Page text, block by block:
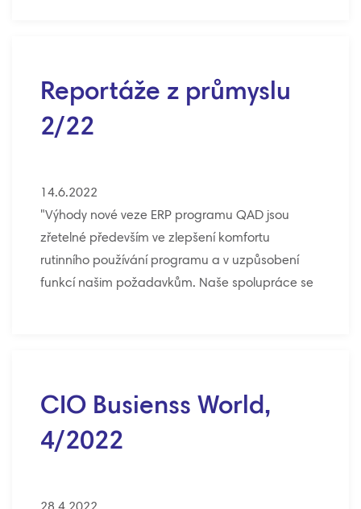
Reportáže z průmyslu
2/22
14.6.2022
"Výhody nové veze ERP programu QAD jsou
zřetelné především ve zlepšení komfortu
rutinního používání programu a v uzpůsobení
funkcí našim požadavkům. Naše spolupráce se
problémy, na které narazíme." Roman Oberer,
CIO Busienss World,
4/2022